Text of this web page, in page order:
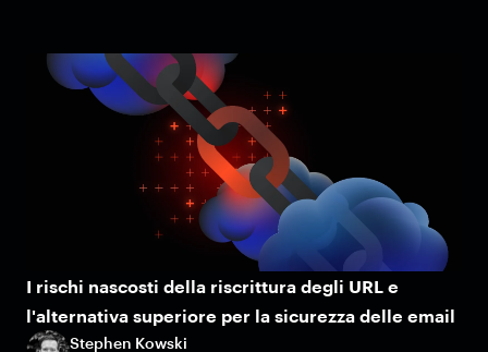
I rischi nascosti della riscrittura degli URL e
l'alternativa superiore per la sicurezza delle email
Stephen Kowski